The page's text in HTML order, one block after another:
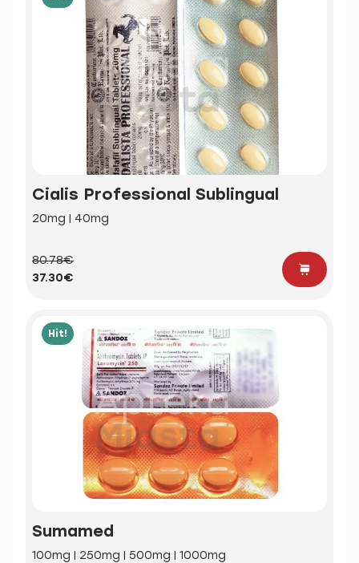
Cialis Professional Sublingual
20mg | 40mg
80.78€
37.30€
Hit!
Sumamed
100mg | 250mg | 500mg | 1000mg